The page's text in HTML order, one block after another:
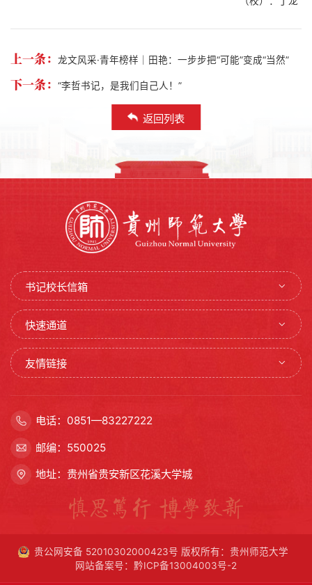
上一条： 龙文风采·青年榜样｜田艳：一步步把“可能”变成“当然”
下一条： “李哲书记，是我们自己人！”
返回列表
书记校长信箱
快速通道
友情链接
电话：0851—83227222
邮编：550025
地址：贵州省贵安新区花溪大学城
贵公网安备 52010302000423号 版权所有：贵州师范大学
网站备案号：黔ICP备13004003号-2